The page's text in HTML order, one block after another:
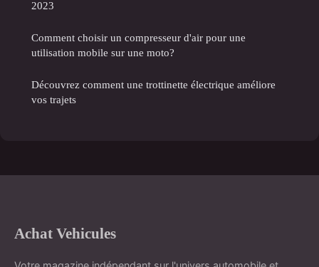
2023
Comment choisir un compresseur d'air pour une
utilisation mobile sur une moto?
Découvrez comment une trottinette électrique améliore
vos trajets
Achat Vehicules